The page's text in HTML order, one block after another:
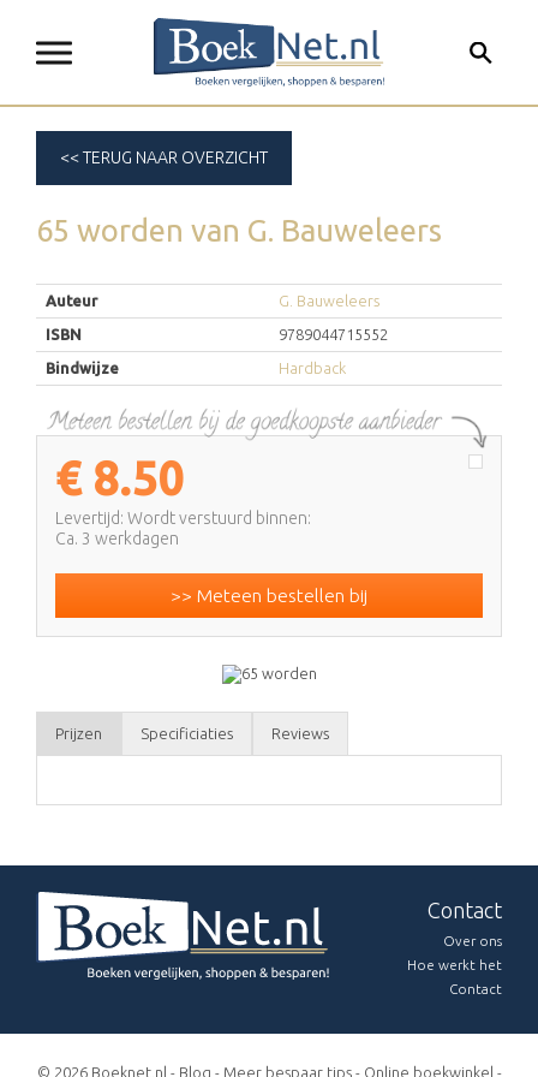
<< TERUG NAAR OVERZICHT
65 worden van G. Bauweleers
Auteur
G. Bauweleers
ISBN
9789044715552
Bindwijze
Hardback
€ 8.50
Levertijd: Wordt verstuurd binnen:
Ca. 3 werkdagen
>> Meteen bestellen bij
Prijzen Specificiaties Reviews
Contact
Over ons
Hoe werkt het
Contact
© 2026 Boeknet.nl - Blog - Meer bespaar tips- Online boekwinkel -